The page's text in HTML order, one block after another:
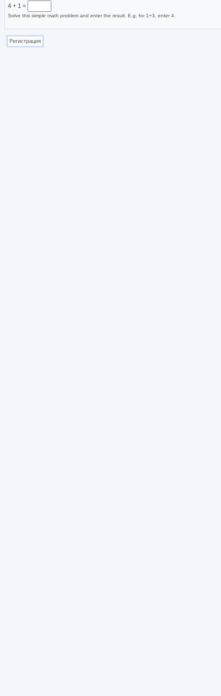
4 + 1 =
Solve this simple math problem and enter the result. E.g. for 1+3, enter 4.